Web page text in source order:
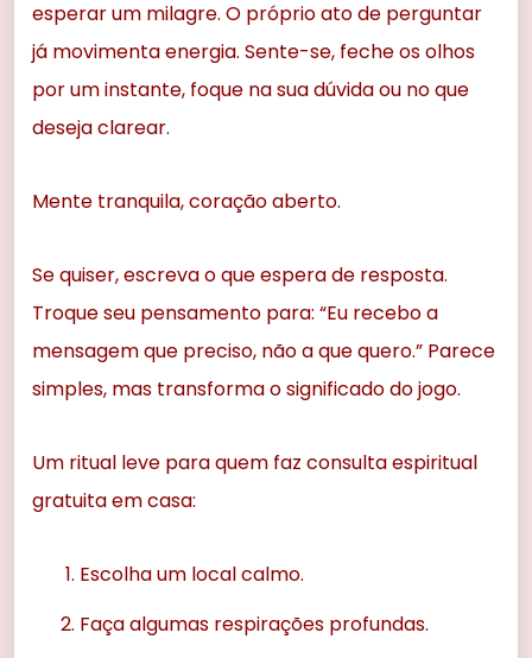
esperar um milagre. O próprio ato de perguntar
já movimenta energia. Sente-se, feche os olhos
por um instante, foque na sua dúvida ou no que
deseja clarear.
Mente tranquila, coração aberto.
Se quiser, escreva o que espera de resposta.
Troque seu pensamento para: “Eu recebo a
mensagem que preciso, não a que quero.” Parece
simples, mas transforma o significado do jogo.
Um ritual leve para quem faz consulta espiritual
gratuita em casa:
Escolha um local calmo.
Faça algumas respirações profundas.